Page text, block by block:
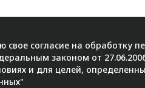
свое согласие на обработку
законом от
и для целей,